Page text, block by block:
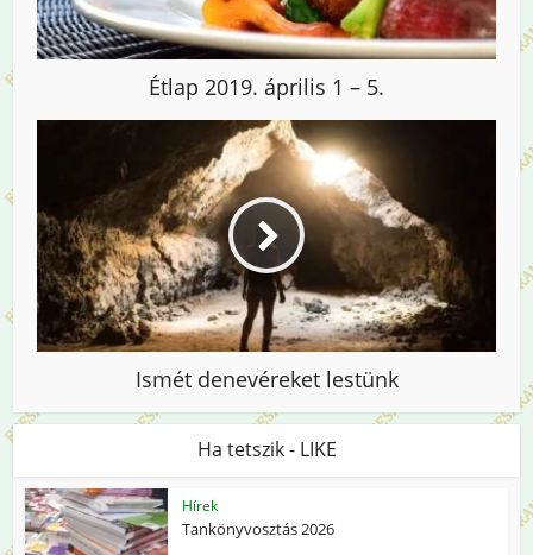
Étlap 2019. április 1 – 5.
Ismét denevéreket lestünk
Ha tetszik - LIKE
Hírek
Tankönyvosztás 2026